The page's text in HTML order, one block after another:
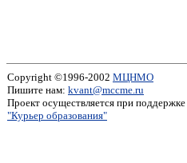
Copyright ©1996-2002 МЦНМО
Пишите нам: kvant@mccme.ru
Проект осуществляется при поддержке
"Курьер образования"